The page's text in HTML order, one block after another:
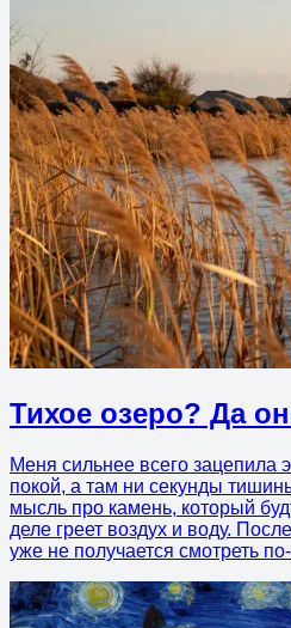
Тихое озеро? Да
Меня сильнее всего зацепила
покой, а там ни секунды
мысль про камень, который
деле греет воздух и воду.
уже не получается смотреть